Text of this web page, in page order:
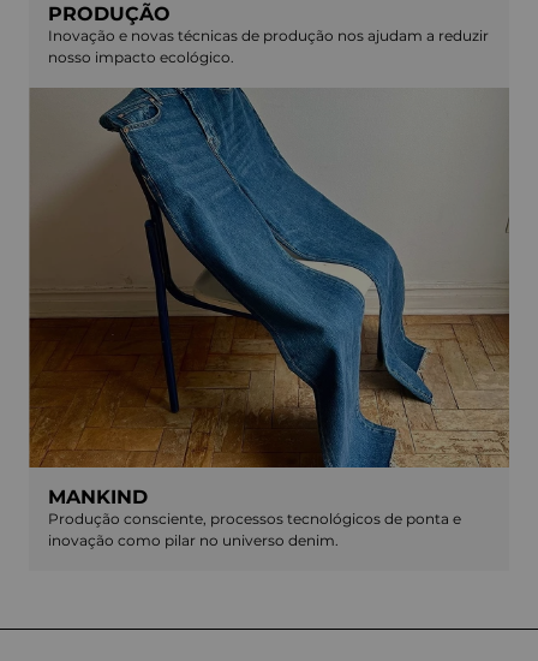
PRODUÇÃO
Inovação e novas técnicas de produção nos ajudam a reduzir
nosso impacto ecológico.
MANKIND
Produção consciente, processos tecnológicos de ponta e
inovação como pilar no universo denim.